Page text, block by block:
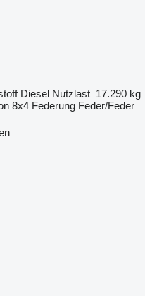
Diesel Nutzlast 17.290 kg
8x4 Federung Feder/Feder